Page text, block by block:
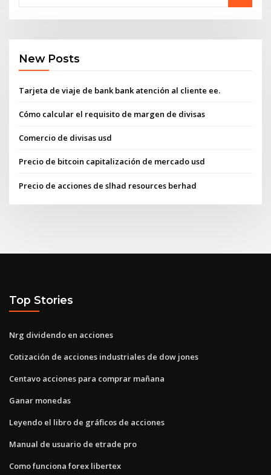
New Posts
Tarjeta de viaje de bank bank atención al cliente ee.
Cómo calcular el requisito de margen de divisas
Comercio de divisas usd
Precio de bitcoin capitalización de mercado usd
Precio de acciones de slhad resources berhad
Top Stories
Nrg dividendo en acciones
Cotización de acciones industriales de dow jones
Centavo acciones para comprar mañana
Ganar monedas
Leyendo el libro de gráficos de acciones
Manual de usuario de etrade pro
Como funciona forex libertex